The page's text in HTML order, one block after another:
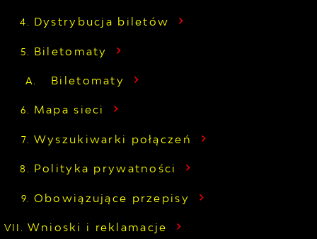
Dystrybucja biletów
Biletomaty
Biletomaty
Mapa sieci
Wyszukiwarki połączeń
Polityka prywatności
Obowiązujące przepisy
Wnioski i reklamacje